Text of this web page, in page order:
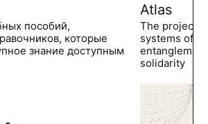
пособий,
которые
знание доступным
Atlas
The project
systems of
solidarity